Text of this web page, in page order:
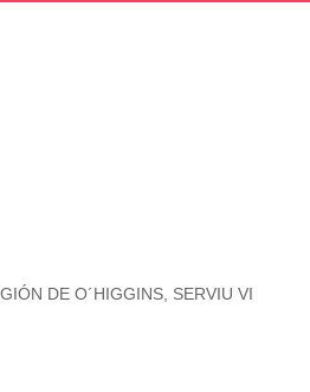
DE O´HIGGINS, SERVIU VI